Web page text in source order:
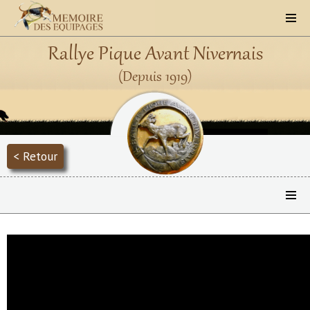
Rallye Pique Avant Nivernais
(Depuis 1919)
< Retour